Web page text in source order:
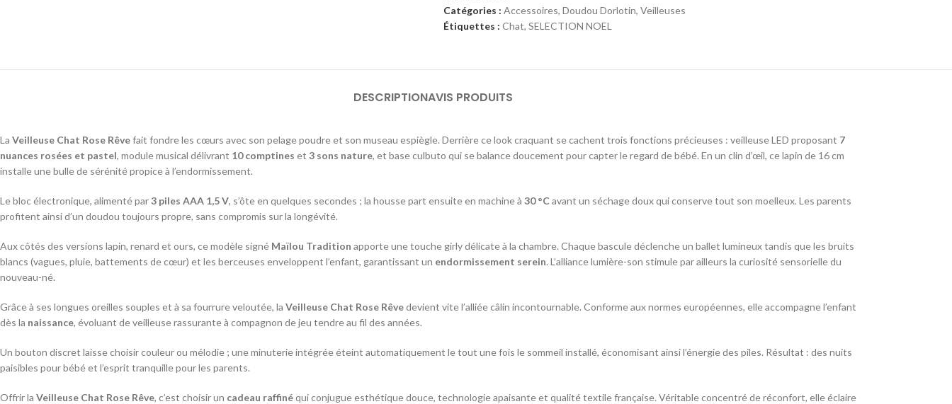
Catégories : Accessoires, Doudou Dorlotin, Veilleuses
Étiquettes : Chat, SELECTION NOEL
DESCRIPTIONAVIS PRODUITS
La Veilleuse Chat Rose Rêvefait fondre les cœurs avec son pelage poudre et son museau espiègle. Derrière ce look craquant se cachent trois fonctions précieuses : veilleuse LED proposant 7
nuances rosées et pastel, module musical délivrant 10 comptines et 3 sons nature, et base culbuto qui se balance doucement pour capter le regard de bébé. En un clin d’œil, ce lapin de 16 cm
installe une bulle de sérénité propice à l’endormissement.
Le bloc électronique, alimenté par3 piles AAA 1,5 V, s’ôte en quelques secondes ; la housse part ensuite en machine à 30 °C avant un séchage doux qui conserve tout son moelleux. Les parents
profitent ainsi d’un doudou toujours propre, sans compromis sur la longévité.
Aux côtés des versions lapin, renard et ours, ce modèle signé Maïlou Tradition apporte une touche girly délicate à la chambre. Chaque bascule déclenche un ballet lumineux tandis que les bruits
blancs (vagues, pluie, battements de cœur) et les berceuses enveloppent l’enfant, garantissant un endormissement serein. L’alliance lumière-son stimule par ailleurs la curiosité sensorielle du
nouveau-né.
Grâce à ses longues oreilles souples et à sa fourrure veloutée, la Veilleuse Chat Rose Rêvedevient vite l’alliée câlin incontournable. Conforme aux normes européennes, elle accompagne l’enfant
dès la naissance, évoluant de veilleuse rassurante à compagnon de jeu tendre au fil des années.
Un bouton discret laisse choisir couleur ou mélodie ; une minuterie intégrée éteint automatiquement le tout une fois le sommeil installé, économisant ainsi l’énergie des piles. Résultat : des nuits
paisibles pour bébé et l’esprit tranquille pour les parents.
Offrir la Veilleuse Chat Rose Rêve, c’est choisir un cadeau raffinéqui conjugue esthétique douce, technologie apaisante et qualité textile française. Véritable concentré de réconfort, elle éclaire